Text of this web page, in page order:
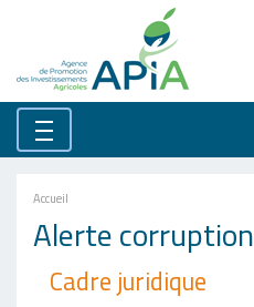
Accueil
Alerte corruption
Cadre juridique